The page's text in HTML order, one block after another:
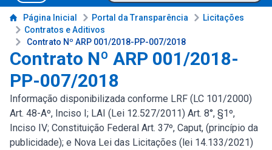
Menu Bar
Conteúdo da Prefeitura de Boa Vista do Tupim-BA
Página Inicial Portal da Transparência
Licitações
Contratos e Aditivos
Contrato Nº ARP 001/2018-PP-007/2018
Contrato Nº ARP 001/2018-
PP-007/2018
Informação disponibilizada conforme LRF (LC 101/2000)
Art. 48-Aº, Inciso I; LAI (Lei 12.527/2011) Art. 8°, §1º,
Inciso IV; Constituição Federal Art. 37º, Caput, (princípio da
publicidade); e Nova Lei das Licitações (lei 14.133/2021)